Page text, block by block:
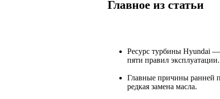
Главное из статьи
Ресурс турбины Hyundai
пяти правил эксплуатации.
Главные причины ранней
редкая замена масла.